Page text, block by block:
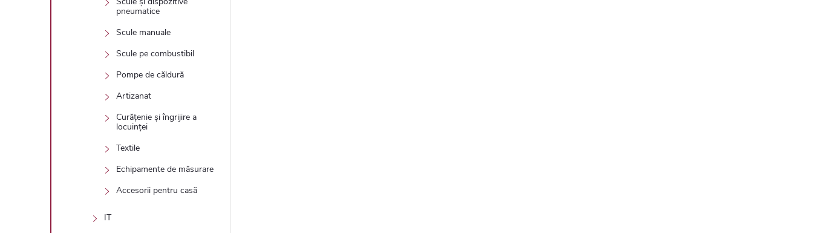
pneumatice
Scule manuale
Scule pe combustibil
Pompe de căldură
Artizanat
Curățenie și îngrijire a
locuinței
Textile
Echipamente de măsurare
Accesorii pentru casă
IT